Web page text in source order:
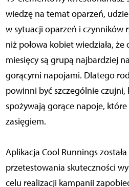
wiedzę na temat oparzeń,
w sytuacji oparzeń i czynników
niż połowa kobiet wiedziała,
miesięcy są grupą najbardziej
gorącymi napojami. Dlatego
powinni być szczególnie
spożywają gorące napoje,
zasięgiem.
Aplikacja Cool Runnings
przetestowania skuteczności
celu realizacji kampanii